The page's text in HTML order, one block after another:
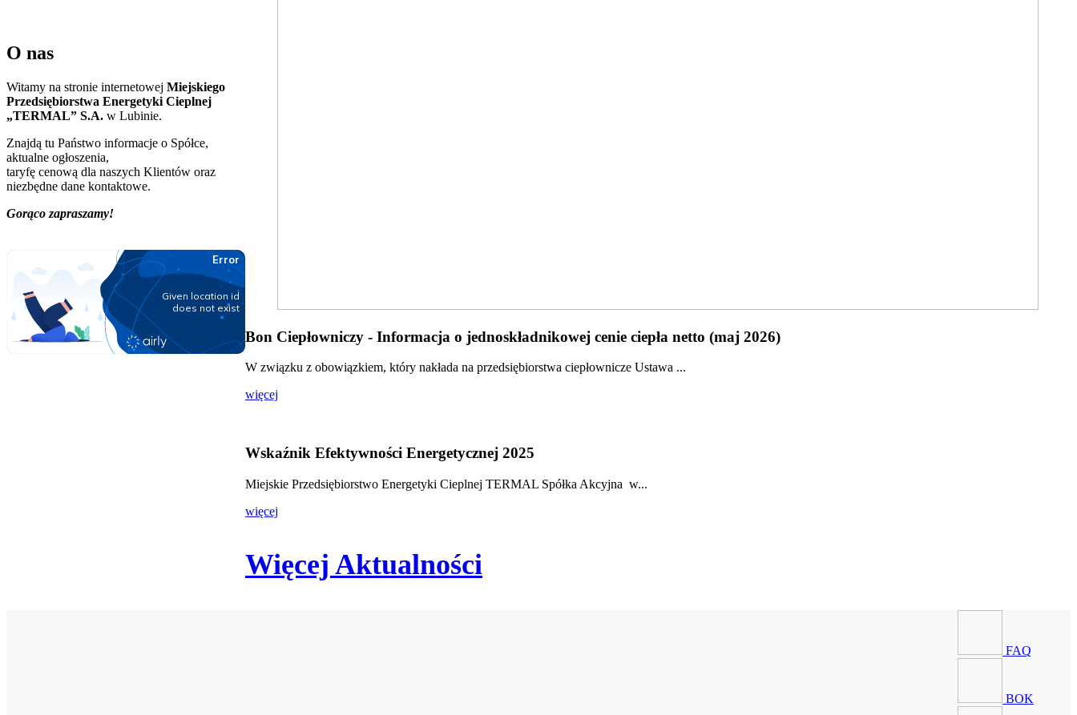
O nas
Witamy na stronie internetowej Miejskiego
Przedsiębiorstwa Energetyki Cieplnej
„TERMAL” S.A. w Lubinie.
Znajdą tu Państwo informacje o Spółce,
aktualne ogłoszenia,
taryfę cenową dla naszych Klientów oraz
niezbędne dane kontaktowe.
Gorąco zapraszamy!
Bon Ciepłowniczy - Informacja o jednoskładnikowej cenie ciepła netto (maj 2026)
W związku z obowiązkiem, który nakłada na przedsiębiorstwa ciepłownicze Ustawa ...
więcej
Wskaźnik Efektywności Energetycznej 2025
Miejskie Przedsiębiorstwo Energetyki Cieplnej TERMAL Spółka Akcyjna w...
więcej
Więcej Aktualności
FAQ
BOK